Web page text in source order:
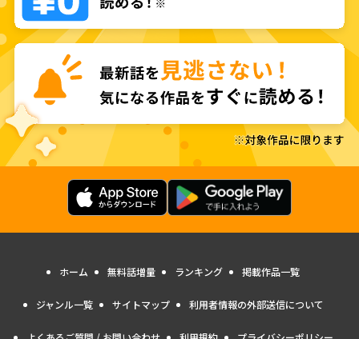
ホーム 無料話増量 ランキング 掲載作品一覧
ジャンル一覧 サイトマップ 利用者情報の外部送信について